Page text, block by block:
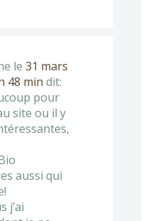
le 31 mars
48 min dit:
pour
site ou il y
aussi qui
j’ai